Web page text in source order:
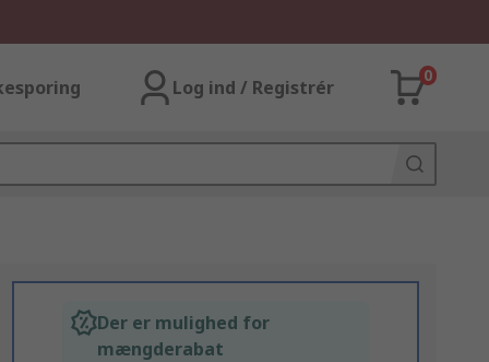
Log ind / Registrér
0
Der er mulighed for
mængderabat